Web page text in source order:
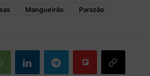
Mangueirão Parazão